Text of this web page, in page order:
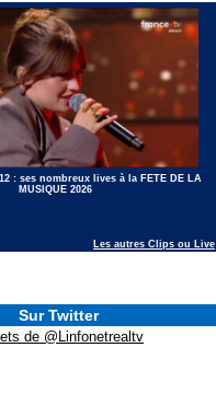
: ses nombreux lives à la FETE DE LA
MUSIQUE 2026
Les autres Clips ou Live
Sur Twitter
de @Linfonetrealtv